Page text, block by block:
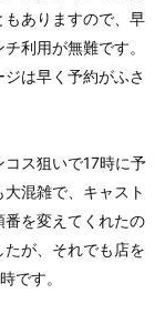
ありますので、早
利用が無難です。
は早く予約がふさ
ス狙いで17時に予
混雑で、キャスト
を変えてくれたの
が、それでも店を
です。